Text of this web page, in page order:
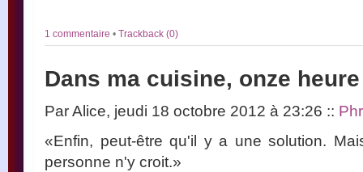
1 commentaire • Trackback (0)
Dans ma cuisine, onze
Par Alice, jeudi 18 octobre 2012 à 23:26 ::
«Enfin, peut-être qu'il y a une solution.
personne n'y croit.»